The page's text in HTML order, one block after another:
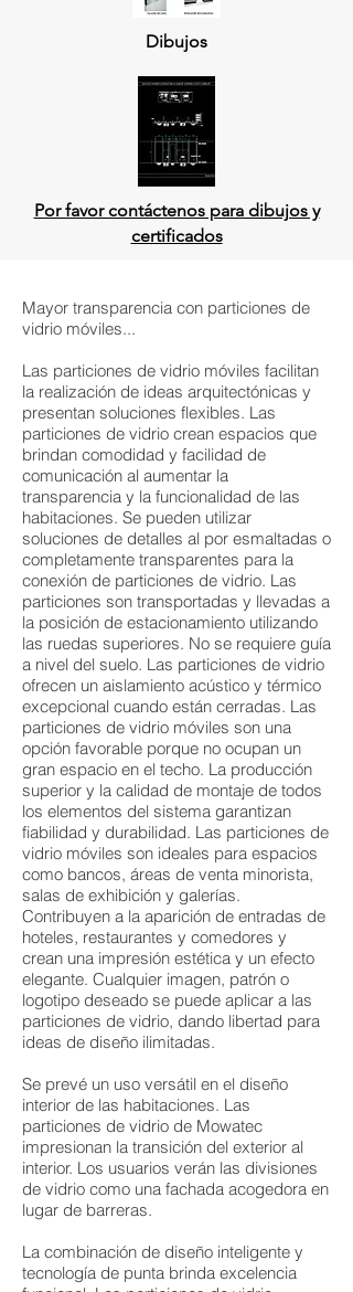
Dibujos
Por favor contáctenos para dibujos y
certificados
Mayor transparencia con particiones de
vidrio móviles...
Las particiones de vidrio móviles facilitan
la realización de ideas arquitectónicas y
presentan soluciones flexibles. Las
particiones de vidrio crean espacios que
brindan comodidad y facilidad de
comunicación al aumentar la
transparencia y la funcionalidad de las
habitaciones. Se pueden utilizar
soluciones de detalles al por esmaltadas o
completamente transparentes para la
conexión de particiones de vidrio. Las
particiones son transportadas y llevadas a
la posición de estacionamiento utilizando
las ruedas superiores. No se requiere guía
a nivel del suelo. Las particiones de vidrio
ofrecen un aislamiento acústico y térmico
excepcional cuando están cerradas. Las
particiones de vidrio móviles son una
opción favorable porque no ocupan un
gran espacio en el techo. La producción
superior y la calidad de montaje de todos
los elementos del sistema garantizan
fiabilidad y durabilidad. Las particiones de
vidrio móviles son ideales para espacios
como bancos, áreas de venta minorista,
salas de exhibición y galerías.
Contribuyen a la aparición de entradas de
hoteles, restaurantes y comedores y
crean una impresión estética y un efecto
elegante. Cualquier imagen, patrón o
logotipo deseado se puede aplicar a las
particiones de vidrio, dando libertad para
ideas de diseño ilimitadas.
Se prevé un uso versátil en el diseño
interior de las habitaciones. Las
particiones de vidrio de Mowatec
impresionan la transición del exterior al
interior. Los usuarios verán las divisiones
de vidrio como una fachada acogedora en
lugar de barreras.
La combinación de diseño inteligente y
tecnología de punta brinda excelencia